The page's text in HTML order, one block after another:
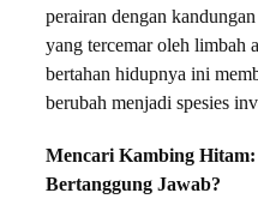
perairan dengan
yang tercemar oleh limbah
bertahan hidupnya ini
berubah menjadi spesies
Mencari Kambing
Bertanggung Jawab?